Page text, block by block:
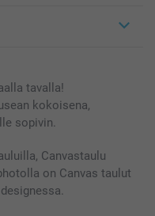
tavalla!
kokoisena,
sopivin.
Canvastaulu
on Canvas taulut